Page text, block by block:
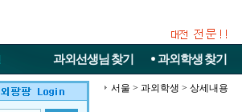
과외선생님 찾기 과외학생찾기
서울 > 과외학생 > 상세내용